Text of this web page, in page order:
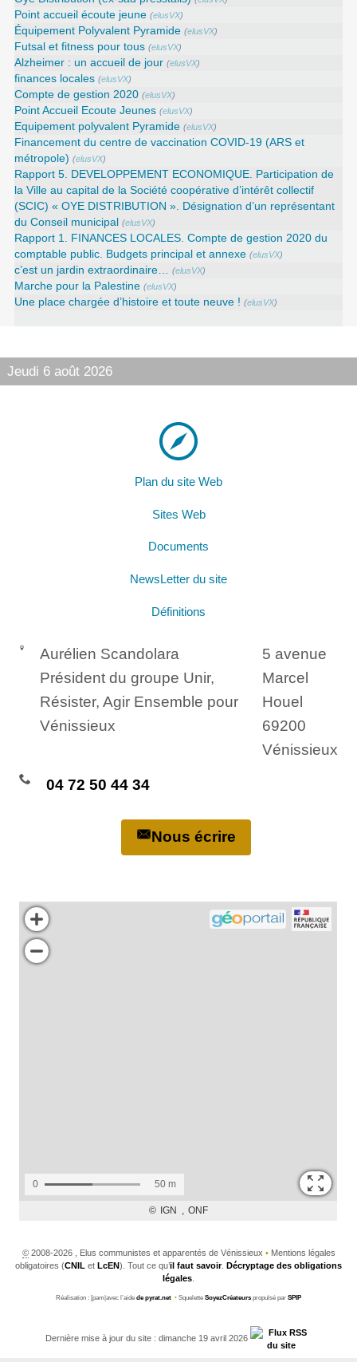
Point accueil écoute jeune (elusVX)
Équipement Polyvalent Pyramide (elusVX)
Futsal et fitness pour tous (elusVX)
Alzheimer : un accueil de jour (elusVX)
finances locales (elusVX)
Compte de gestion 2020 (elusVX)
Point Accueil Ecoute Jeunes (elusVX)
Equipement polyvalent Pyramide (elusVX)
Financement du centre de vaccination COVID-19 (ARS et
métropole) (elusVX)
Rapport 5. DEVELOPPEMENT ECONOMIQUE. Participation de
la Ville au capital de la Société coopérative d’intérêt collectif
(SCIC) « OYE DISTRIBUTION ». Désignation d’un représentant
du Conseil municipal
(elusVX)
Rapport 1. FINANCES LOCALES. Compte de gestion 2020 du
comptable public. Budgets principal et annexe (elusVX)
c’est un jardin extraordinaire… (elusVX)
Marche pour la Palestine (elusVX)
Une place chargée d’histoire et toute neuve ! (elusVX)
Jeudi 6 août 2026
Plan du site Web
Sites Web
Documents
NewsLetter du site
Définitions
Aurélien Scandolara
Président du groupe Unir,
Résister, Agir Ensemble pour
Vénissieux
5 avenue
Marcel
Houel
69200
Vénissieux
04 72 50 44 34
Nous écrire
©2008-2026 , Elus communistes et apparentés de Vénissieux •Mentions légales
obligatoires (CNIL et LcEN). Tout ce qu’il faut savoir. Décryptage des obligations
légales
Réalisation : [pam|avec l’aide de pyrat.net • Squelette SoyezCréateurs propulsé par SPIP
Dernière mise à jour du site : dimanche 19 avril 2026